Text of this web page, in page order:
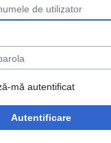
mă autentificat
Autentificare